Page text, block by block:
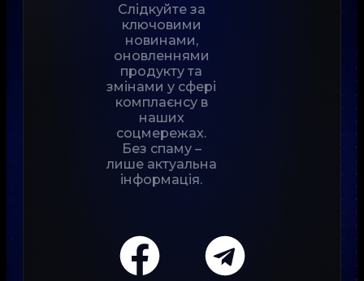
Слідкуйте за
ключовими
новинами,
оновленнями
продукту та
змінами у сфері
комплаєнсу в
наших
соцмережах.
Без спаму –
лише актуальна
інформація.